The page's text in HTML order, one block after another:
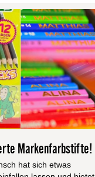
Markenfarbstifte!
hat sich etwas